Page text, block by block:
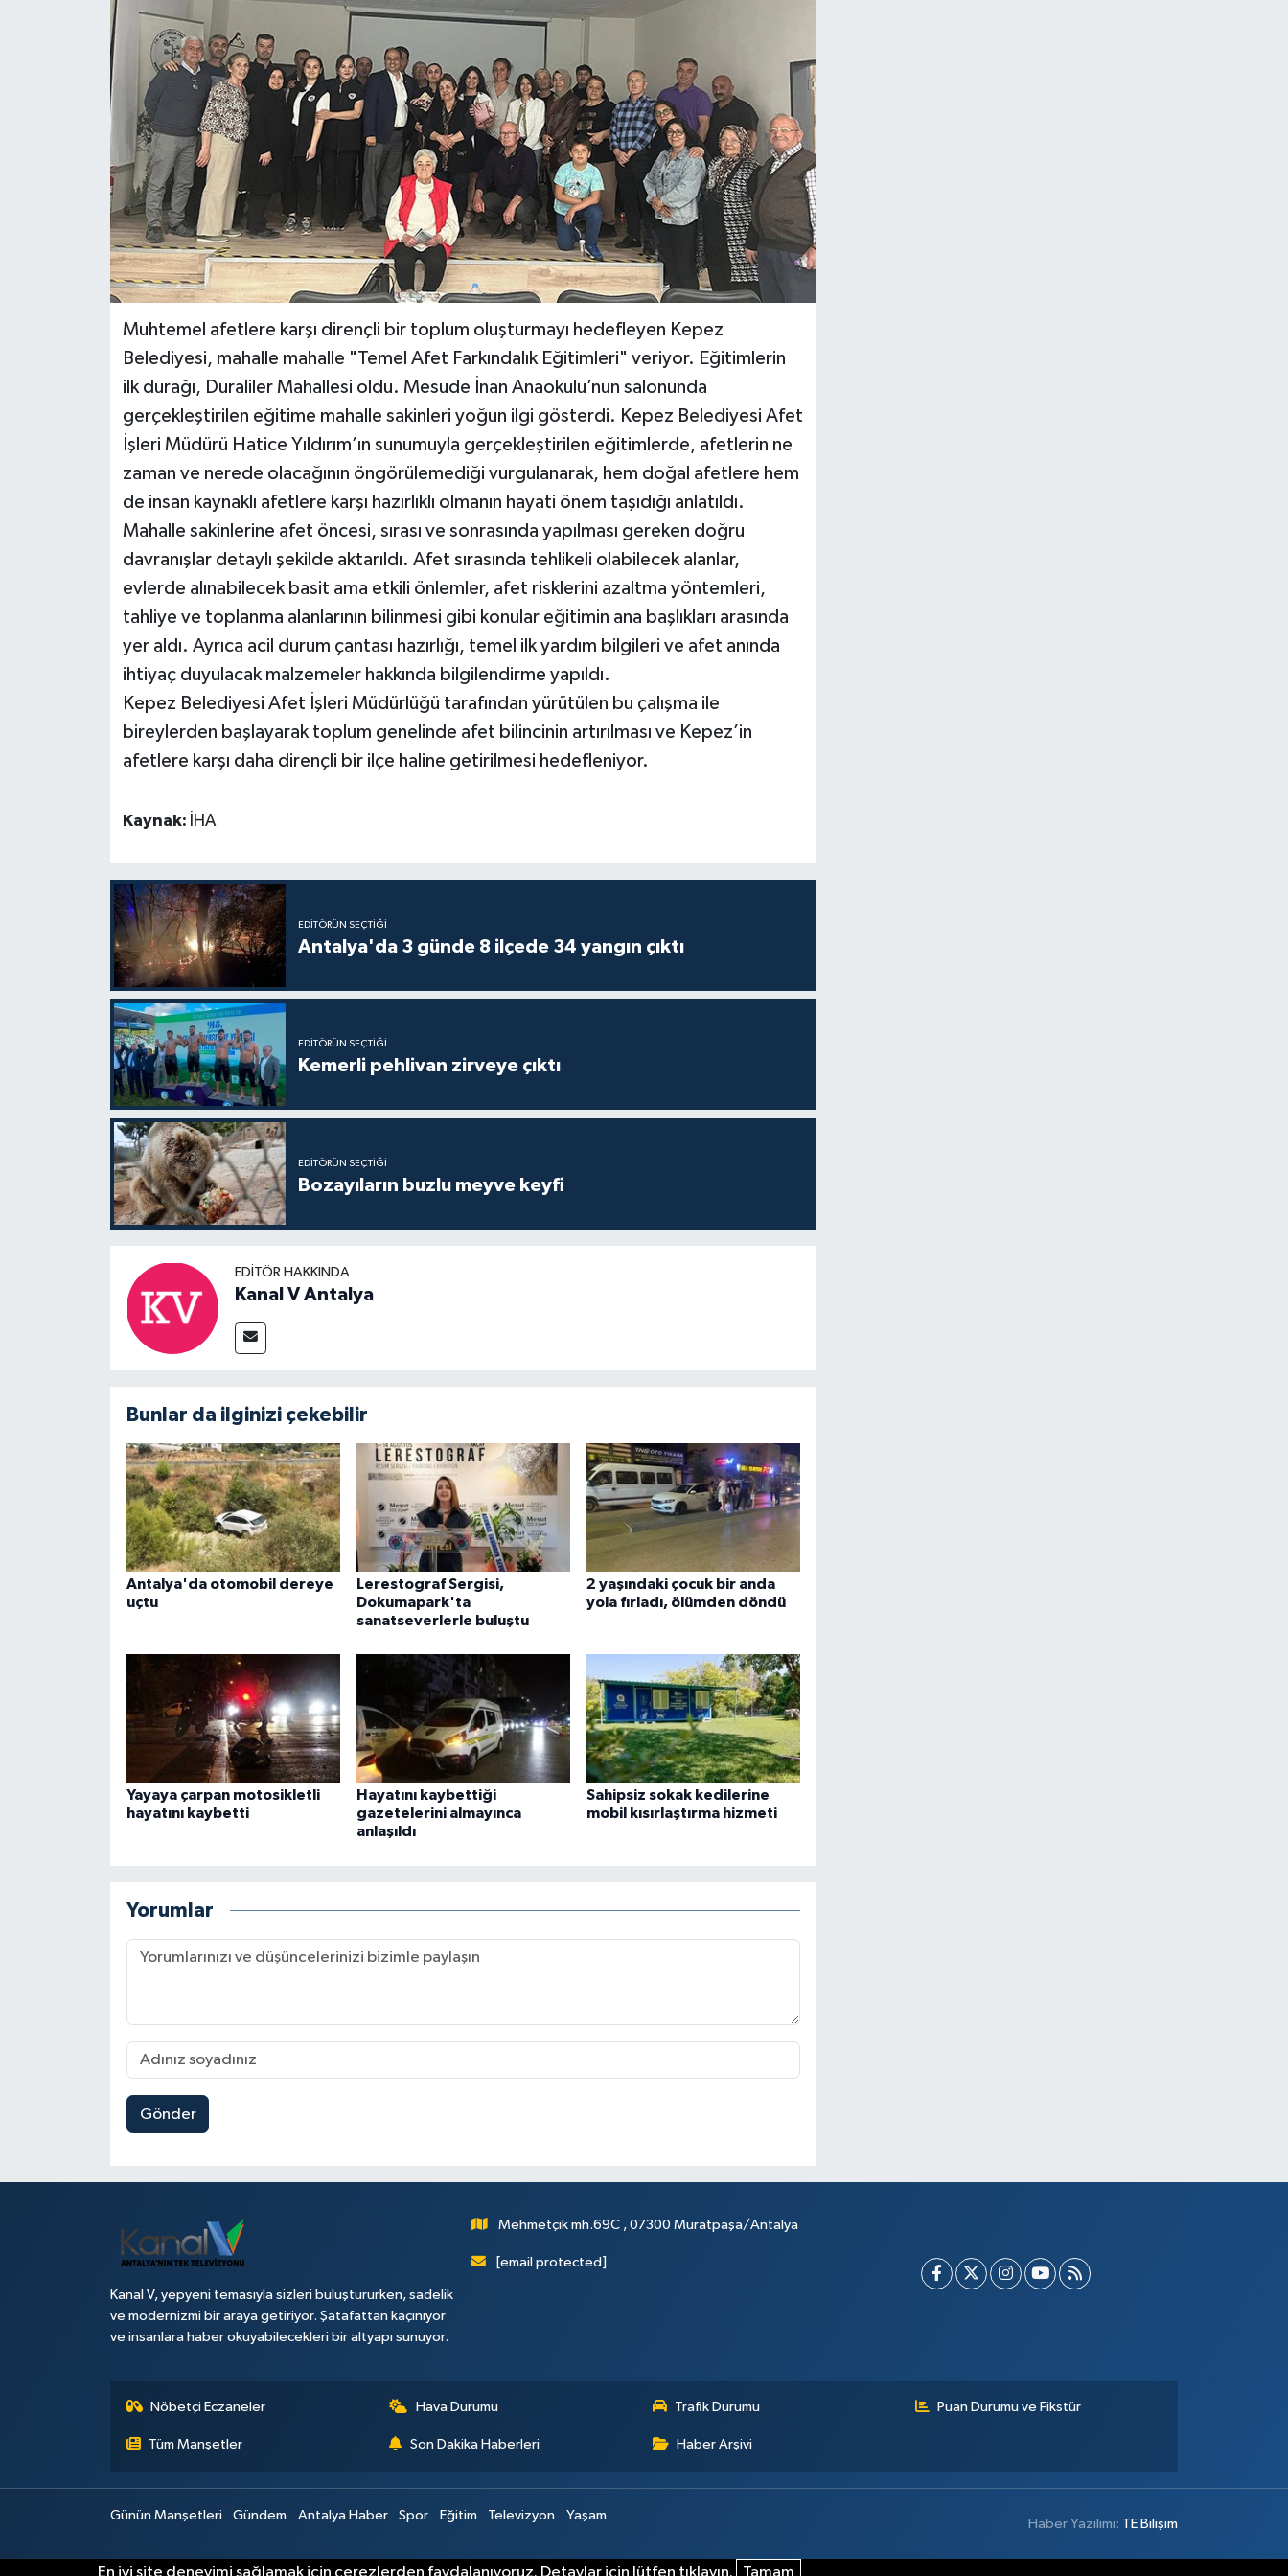
Muhtemel afetlere karşı dirençli bir toplum oluşturmayı hedefleyen Kepez
Belediyesi, mahalle mahalle "Temel Afet Farkındalık Eğitimleri" veriyor. Eğitimlerin
ilk durağı, Duraliler Mahallesi oldu. Mesude İnan Anaokulu’nun salonunda
gerçekleştirilen eğitime mahalle sakinleri yoğun ilgi gösterdi. Kepez Belediyesi Afet
İşleri Müdürü Hatice Yıldırım’ın sunumuyla gerçekleştirilen eğitimlerde, afetlerin ne
zaman ve nerede olacağının öngörülemediği vurgulanarak, hem doğal afetlere hem
de insan kaynaklı afetlere karşı hazırlıklı olmanın hayati önem taşıdığı anlatıldı.
Mahalle sakinlerine afet öncesi, sırası ve sonrasında yapılması gereken doğru
davranışlar detaylı şekilde aktarıldı. Afet sırasında tehlikeli olabilecek alanlar,
evlerde alınabilecek basit ama etkili önlemler, afet risklerini azaltma yöntemleri,
tahliye ve toplanma alanlarının bilinmesi gibi konular eğitimin ana başlıkları arasında
yer aldı. Ayrıca acil durum çantası hazırlığı, temel ilk yardım bilgileri ve afet anında
ihtiyaç duyulacak malzemeler hakkında bilgilendirme yapıldı.
Kepez Belediyesi Afet İşleri Müdürlüğü tarafından yürütülen bu çalışma ile
bireylerden başlayarak toplum genelinde afet bilincinin artırılması ve Kepez’in
afetlere karşı daha dirençli bir ilçe haline getirilmesi hedefleniyor.
Kaynak: İHA
EDITÖRÜN SEÇTIĞI
Antalya'da 3 günde 8 ilçede 34 yangın çıktı
EDITÖRÜN SEÇTIĞI
Kemerli pehlivan zirveye çıktı
EDITÖRÜN SEÇTIĞI
Bozayıların buzlu meyve keyfi
EDITÖR HAKKINDA
Kanal V Antalya
Bunlar da ilginizi çekebilir
Antalya'da otomobil dereye
uçtu
Lerestograf Sergisi,
Dokumapark'ta
sanatseverlerle buluştu
2 yaşındaki çocuk bir anda
yola fırladı, ölümden döndü
Yayaya çarpan motosikletli
hayatını kaybetti
Hayatını kaybettiği
gazetelerini almayınca
anlaşıldı
Sahipsiz sokak kedilerine
mobil kısırlaştırma hizmeti
Yorumlar
Gönder
Kanal V, yepyeni temasıyla sizleri buluştururken, sadelik
ve modernizmi bir araya getiriyor. Şatafattan kaçınıyor
ve insanlara haber okuyabilecekleri bir altyapı sunuyor.
Mehmetçik mh.69C , 07300 Muratpaşa/Antalya
[email protected]
Nöbetçi Eczaneler Hava Durumu Trafik Durumu Puan Durumu ve Fikstür
Tüm Manşetler Son Dakika Haberleri Haber Arşivi
Günün Manşetleri Gündem Antalya Haber Spor Eğitim Televizyon Yaşam
Haber Yazılımı: TE Bilişim
Haberler
KANALV Spor
Kültür Sanat
Magazin
Öğle Bülteni
Sosyal medya
Teknoloji
Televizyon